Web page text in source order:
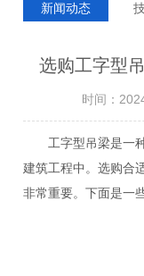
新闻动态
选购工字型
时间：
工字型吊梁是一种
建筑工程中。选购合
非常重要。下面是一